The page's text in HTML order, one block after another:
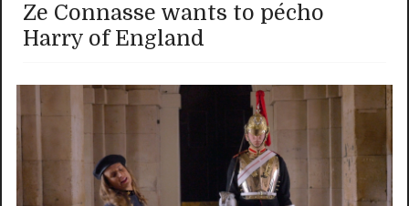
Ze Connasse wants to pécho
Harry of England